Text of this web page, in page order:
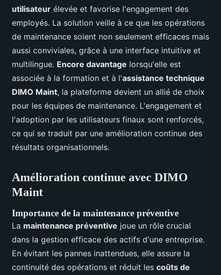
utilisateur élevée et favorise l'engagement des
employés. La solution veille à ce que les opérations
de maintenance soient non seulement efficaces mais
aussi conviviales, grâce à une interface intuitive et
multilingue. Encore davantage lorsqu'elle est
associée à la formation et à l'assistance technique
DIMO Maint, la plateforme devient un allié de choix
pour les équipes de maintenance. L'engagement et
l'adoption par les utilisateurs finaux sont renforcés,
ce qui se traduit par une amélioration continue des
résultats organisationnels.
Amélioration continue avec DIMO
Maint
Importance de la maintenance préventive
La maintenance préventive joue un rôle crucial
dans la gestion efficace des actifs d'une entreprise.
En évitant les pannes inattendues, elle assure la
continuité des opérations et réduit les coûts de